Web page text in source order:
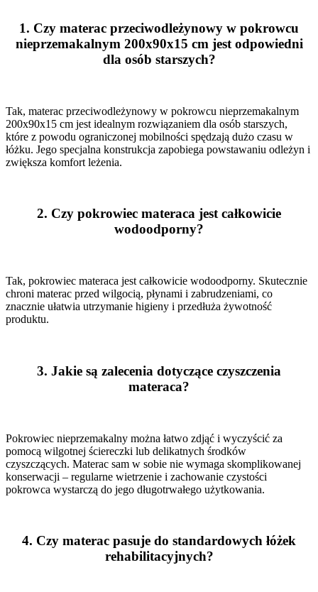
1. Czy materac przeciwodleżynowy w pokrowcu
nieprzemakalnym 200x90x15 cm jest odpowiedni
dla osób starszych?
Tak, materac przeciwodleżynowy w pokrowcu nieprzemakalnym
200x90x15 cm jest idealnym rozwiązaniem dla osób starszych,
które z powodu ograniczonej mobilności spędzają dużo czasu w
łóżku. Jego specjalna konstrukcja zapobiega powstawaniu odleżyn i
zwiększa komfort leżenia.
2. Czy pokrowiec materaca jest całkowicie
wodoodporny?
Tak, pokrowiec materaca jest całkowicie wodoodporny. Skutecznie
chroni materac przed wilgocią, płynami i zabrudzeniami, co
znacznie ułatwia utrzymanie higieny i przedłuża żywotność
produktu.
3. Jakie są zalecenia dotyczące czyszczenia
materaca?
Pokrowiec nieprzemakalny można łatwo zdjąć i wyczyścić za
pomocą wilgotnej ściereczki lub delikatnych środków
czyszczących. Materac sam w sobie nie wymaga skomplikowanej
konserwacji – regularne wietrzenie i zachowanie czystości
pokrowca wystarczą do jego długotrwałego użytkowania.
4. Czy materac pasuje do standardowych łóżek
rehabilitacyjnych?